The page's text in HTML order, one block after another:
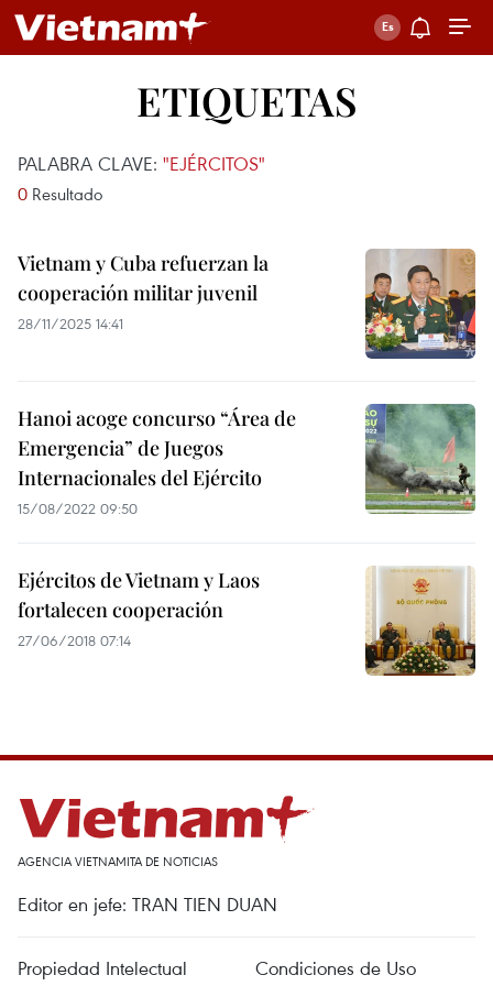
ETIQUETAS
PALABRA CLAVE: "EJÉRCITOS"
0 Resultado
Vietnam y Cuba refuerzan la
cooperación militar juvenil
28/11/2025 14:41
Hanoi acoge concurso “Área de
Emergencia” de Juegos
Internacionales del Ejército
15/08/2022 09:50
Ejércitos de Vietnam y Laos
fortalecen cooperación
27/06/2018 07:14
AGENCIA VIETNAMITA DE NOTICIAS
Editor en jefe: TRAN TIEN DUAN
Propiedad Intelectual Condiciones de Uso